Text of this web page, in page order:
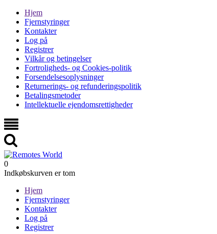
Hjem
Fjernstyringer
Kontakter
Log på
Registrer
Vilkår og betingelser
Fortroligheds- og Cookies-politik
Forsendelsesoplysninger
Returnerings- og refunderingspolitik
Betalingsmetoder
Intellektuelle ejendomsrettigheder
0
Indkøbskurven er tom
Hjem
Fjernstyringer
Kontakter
Log på
Registrer